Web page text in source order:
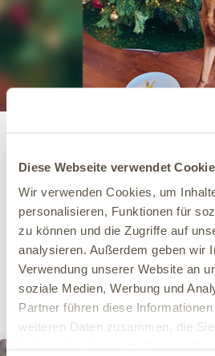
Diese Webseite verwendet
Wir verwenden Cookies, um
personalisieren, Funktionen für
zu können und die Zugriffe auf
analysieren. Außerdem geben wir
Verwendung unserer Website an
soziale Medien, Werbung und
Partner führen diese
weiteren Daten zusammen, die
Challenge 300 Euro an den Verein
e.V.“spenden. Unsere Kunden haben
handgebackenen Lebkuchenmann
geschenkt bekommen und
hundefreundlichen Zutaten
wir 1 Euro an den Tierschutz
wir zum Jahresende 3000 Euro an
gespendet zur Unterstützung der